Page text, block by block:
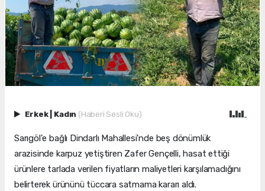
Erkek Kadın (Haberi Sesli Oku)
Sarıgöl'e bağlı Dindarlı Mahallesi'nde beş dönümlük
arazisinde karpuz yetiştiren Zafer Gençelli, hasat ettiği
ürünlere tarlada verilen fiyatların maliyetleri karşılamadığını
belirterek ürününü tüccara satmama kararı aldı.